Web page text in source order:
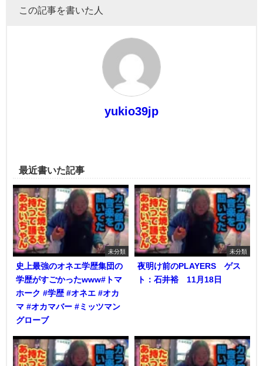
この記事を書いた人
yukio39jp
最近書いた記事
未分類
史上最強のオネエ学歴集団の
学歴がすごかったwww#トマ
ホーク #学歴 #オネエ #オカ
マ #オカマバー #ミッツマン
グローブ
未分類
夜明け前のPLAYERS ゲス
ト：石井裕 11月18日